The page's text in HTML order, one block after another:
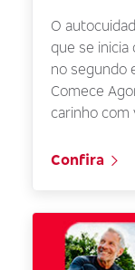
O
que se inicia
no segundo
Comece
carinho com
Confira